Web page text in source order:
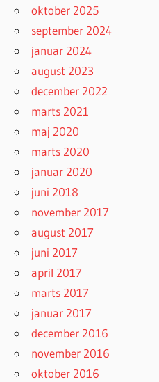
oktober 2025
september 2024
januar 2024
august 2023
december 2022
marts 2021
maj 2020
marts 2020
januar 2020
juni 2018
november 2017
august 2017
juni 2017
april 2017
marts 2017
januar 2017
december 2016
november 2016
oktober 2016